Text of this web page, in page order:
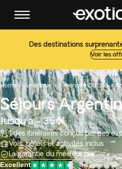
Des destinations
Voir les
Home  Amérique  Amérique Du Sud 
Séjours
Jusqu'à - 35 %
1 des itinéraires conçus par des
Vols, hôtels et activités inclus
La garantie du meilleur prix
Excellent